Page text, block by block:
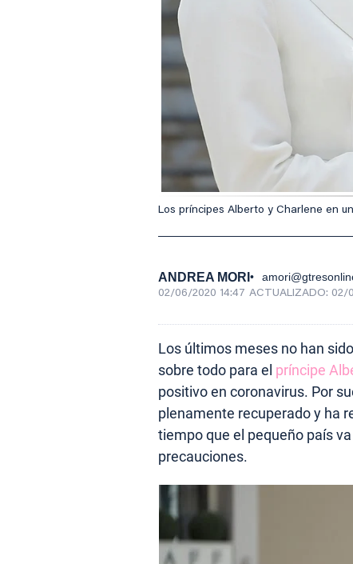
Los príncipes Alberto y Charlene en
ANDREA MORI
02/06/2020 14:47 ACTUALIZADO: 02/
Los últimos meses no han
sobre todo para el príncipe
positivo en coronavirus. Por
plenamente recuperado y ha
tiempo que el pequeño país
precauciones.